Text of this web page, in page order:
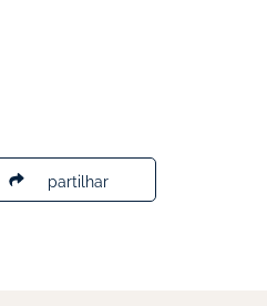
partilhar